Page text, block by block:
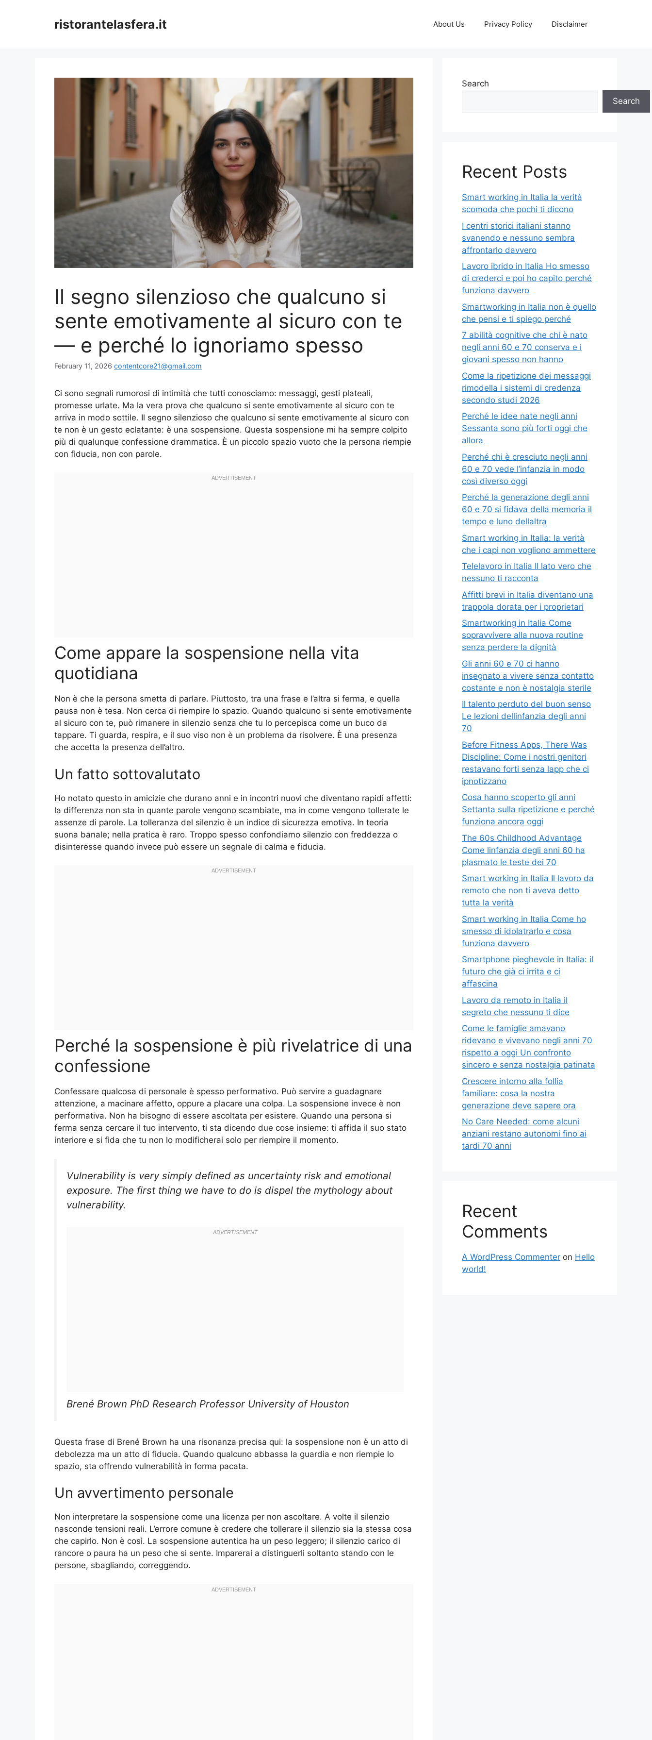
ristorantelasfera.it About Us Privacy Policy Disclaimer
Il segno silenzioso che qualcuno si
sente emotivamente al sicuro con te
— e perché lo ignoriamo spesso
February 11, 2026 contentcore21@gmail.com
Ci sono segnali rumorosi di intimità che tutti conosciamo: messaggi, gesti plateali,
promesse urlate. Ma la vera prova che qualcuno si sente emotivamente al sicuro con te
arriva in modo sottile. Il segno silenzioso che qualcuno si sente emotivamente al sicuro con
te non è un gesto eclatante: è una sospensione. Questa sospensione mi ha sempre colpito
più di qualunque confessione drammatica. È un piccolo spazio vuoto che la persona riempie
con fiducia, non con parole.
Come appare la sospensione nella vita
quotidiana
Non è che la persona smetta di parlare. Piuttosto, tra una frase e l’altra si ferma, e quella
pausa non è tesa. Non cerca di riempire lo spazio. Quando qualcuno si sente emotivamente
al sicuro con te, può rimanere in silenzio senza che tu lo percepisca come un buco da
tappare. Ti guarda, respira, e il suo viso non è un problema da risolvere. È una presenza
che accetta la presenza dell’altro.
Un fatto sottovalutato
Ho notato questo in amicizie che durano anni e in incontri nuovi che diventano rapidi affetti:
la differenza non sta in quante parole vengono scambiate, ma in come vengono tollerate le
assenze di parole. La tolleranza del silenzio è un indice di sicurezza emotiva. In teoria
suona banale; nella pratica è raro. Troppo spesso confondiamo silenzio con freddezza o
disinteresse quando invece può essere un segnale di calma e fiducia.
Perché la sospensione è più rivelatrice di una
confessione
Confessare qualcosa di personale è spesso performativo. Può servire a guadagnare
attenzione, a macinare affetto, oppure a placare una colpa. La sospensione invece è non
performativa. Non ha bisogno di essere ascoltata per esistere. Quando una persona si
ferma senza cercare il tuo intervento, ti sta dicendo due cose insieme: ti affida il suo stato
interiore e si fida che tu non lo modificherai solo per riempire il momento.
Vulnerability is very simply defined as uncertainty risk and emotional
exposure. The first thing we have to do is dispel the mythology about
vulnerability.
Brené Brown PhD Research Professor University of Houston
Questa frase di Brené Brown ha una risonanza precisa qui: la sospensione non è un atto di
debolezza ma un atto di fiducia. Quando qualcuno abbassa la guardia e non riempie lo
spazio, sta offrendo vulnerabilità in forma pacata.
Un avvertimento personale
Non interpretare la sospensione come una licenza per non ascoltare. A volte il silenzio
nasconde tensioni reali. L’errore comune è credere che tollerare il silenzio sia la stessa cosa
che capirlo. Non è così. La sospensione autentica ha un peso leggero; il silenzio carico di
rancore o paura ha un peso che si sente. Imparerai a distinguerli soltanto stando con le
persone, sbagliando, correggendo.
Search
Search
Recent Posts
Smart working in Italia la verità
scomoda che pochi ti dicono
I centri storici italiani stanno
svanendo e nessuno sembra
affrontarlo davvero
Lavoro ibrido in Italia Ho smesso
di crederci e poi ho capito perché
funziona davvero
Smartworking in Italia non è quello
che pensi e ti spiego perché
7 abilità cognitive che chi è nato
negli anni 60 e 70 conserva e i
giovani spesso non hanno
Come la ripetizione dei messaggi
rimodella i sistemi di credenza
secondo studi 2026
Perché le idee nate negli anni
Sessanta sono più forti oggi che
allora
Perché chi è cresciuto negli anni
60 e 70 vede l’infanzia in modo
così diverso oggi
Perché la generazione degli anni
60 e 70 si fidava della memoria il
tempo e luno dellaltra
Smart working in Italia: la verità
che i capi non vogliono ammettere
Telelavoro in Italia Il lato vero che
nessuno ti racconta
Affitti brevi in Italia diventano una
trappola dorata per i proprietari
Smartworking in Italia Come
sopravvivere alla nuova routine
senza perdere la dignità
Gli anni 60 e 70 ci hanno
insegnato a vivere senza contatto
costante e non è nostalgia sterile
Il talento perduto del buon senso
Le lezioni dellinfanzia degli anni
70
Before Fitness Apps, There Was
Discipline: Come i nostri genitori
restavano forti senza lapp che ci
ipnotizzano
Cosa hanno scoperto gli anni
Settanta sulla ripetizione e perché
funziona ancora oggi
The 60s Childhood Advantage
Come linfanzia degli anni 60 ha
plasmato le teste dei 70
Smart working in Italia Il lavoro da
remoto che non ti aveva detto
tutta la verità
Smart working in Italia Come ho
smesso di idolatrarlo e cosa
funziona davvero
Smartphone pieghevole in Italia: il
futuro che già ci irrita e ci
affascina
Lavoro da remoto in Italia il
segreto che nessuno ti dice
Come le famiglie amavano
ridevano e vivevano negli anni 70
rispetto a oggi Un confronto
sincero e senza nostalgia patinata
Crescere intorno alla follia
familiare: cosa la nostra
generazione deve sapere ora
No Care Needed: come alcuni
anziani restano autonomi fino ai
tardi 70 anni
Recent
Comments
A WordPress Commenter on Hello
world!